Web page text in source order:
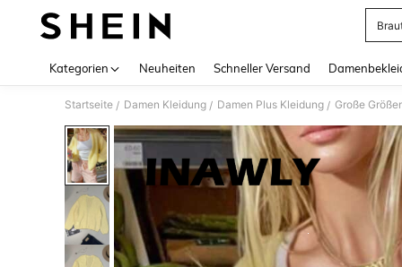
Kategorien Neuheiten Schneller Versand
Startseite / Damen Kleidung / Damen Plus Kleidung / Große